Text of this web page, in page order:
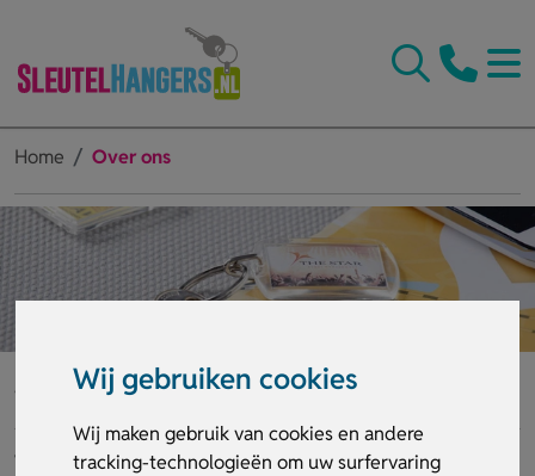
Wij gebruiken cookies
Wij maken gebruik van cookies en andere
tracking-technologieën om uw surfervaring
Home Over ons
Wie zijn wij
Wij zijn de specialist op het gebied van bedrukte en